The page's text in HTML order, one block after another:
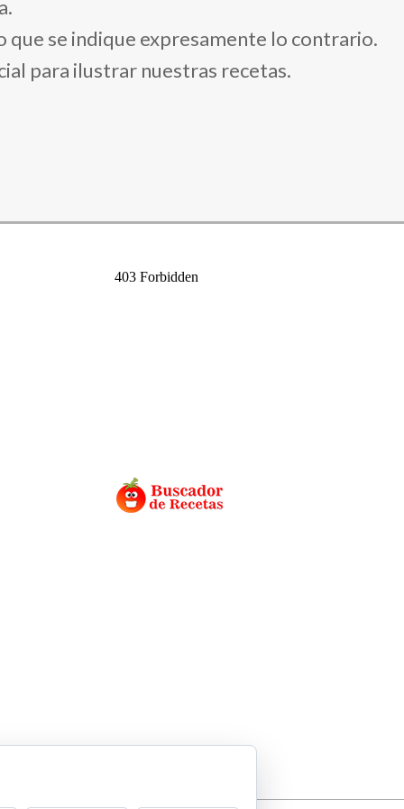
se indique expresamente lo contrario.
para ilustrar nuestras recetas.